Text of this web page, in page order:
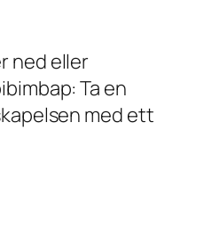
ned eller
Ta en
med ett